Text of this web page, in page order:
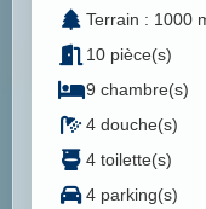
Terrain : 1000
10 pièce(s)
9 chambre(s)
4 douche(s)
4 toilette(s)
4 parking(s)